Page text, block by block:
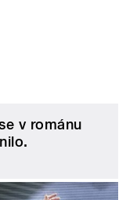
v románu